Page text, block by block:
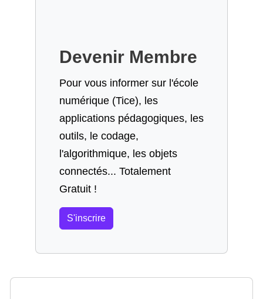
Devenir Membre
Pour vous informer sur l'école
numérique (Tice), les
applications pédagogiques, les
outils, le codage,
l'algorithmique, les objets
connectés... Totalement
Gratuit !
S'inscrire